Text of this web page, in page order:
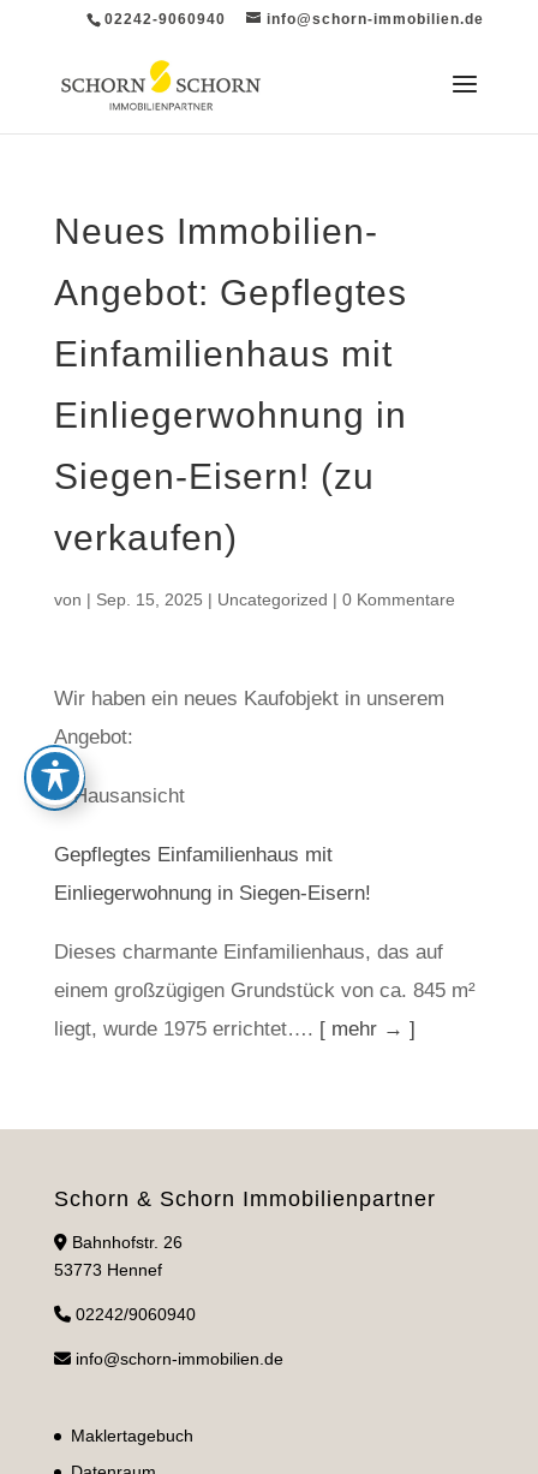
02242-9060940 info@schorn-immobilien.de
Neues Immobilien-
Angebot: Gepflegtes
Einfamilienhaus mit
Einliegerwohnung in
Siegen-Eisern! (zu
verkaufen)
von | Sep. 15, 2025 | Uncategorized | 0 Kommentare
Wir haben ein neues Kaufobjekt in unserem
Angebot:
Gepflegtes Einfamilienhaus mit
Einliegerwohnung in Siegen-Eisern!
Dieses charmante Einfamilienhaus, das auf
einem großzügigen Grundstück von ca. 845 m²
liegt, wurde 1975 errichtet…. [ mehr → ]
Schorn & Schorn Immobilienpartner
Bahnhofstr. 26
53773 Hennef
02242/9060940
info@schorn-immobilien.de
Maklertagebuch